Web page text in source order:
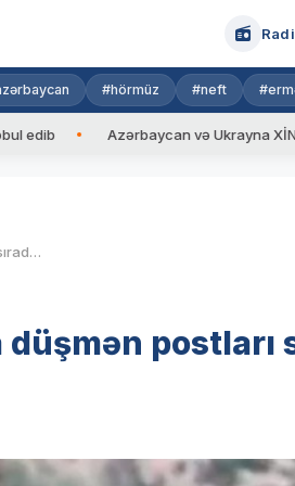
#hörmüz #neft
Azərbaycan və Ukrayna XİN
Kərkicahan-Xəlfəli yolunda düşmən postları sıradan çıxarılıb
postları